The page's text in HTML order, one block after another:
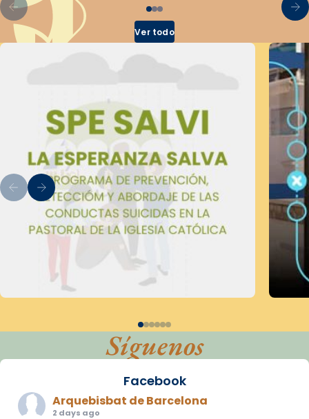
Ver todo
Síguenos
Facebook
Arquebisbat de Barcelona
2 days ago